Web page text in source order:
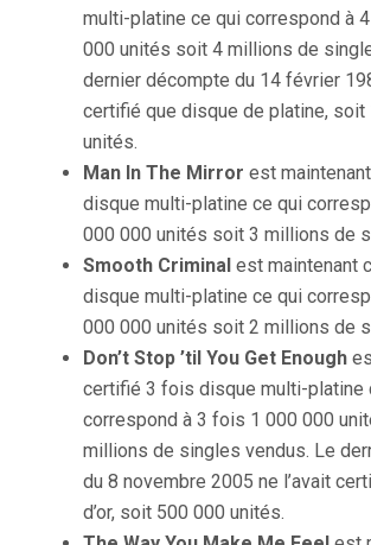
multi-platine ce qui correspond à
000 unités soit 4 millions de
dernier décompte du 14 février
certifié que disque de platine, soit
unités.
Man In The Mirror est
disque multi-platine ce qui
000 000 unités soit 3 millions de
Smooth Criminal est maintenant
disque multi-platine ce qui
000 000 unités soit 2 millions de
Don’t Stop ’til You Get Enough
certifié 3 fois disque multi-platine
correspond à 3 fois 1 000 000
millions de singles vendus. Le
du 8 novembre 2005 ne l’avait
d’or, soit 500 000 unités.